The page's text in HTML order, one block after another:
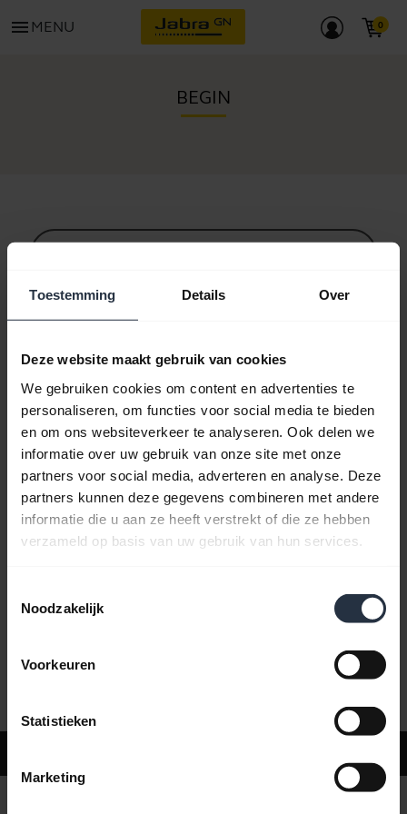
Toestemming Details Over
Deze website maakt gebruik van cookies
We gebruiken cookies om content en advertenties te
personaliseren, om functies voor social media te bieden
en om ons websiteverkeer te analyseren. Ook delen we
informatie over uw gebruik van onze site met onze
partners voor social media, adverteren en analyse. Deze
partners kunnen deze gegevens combineren met andere
informatie die u aan ze heeft verstrekt of die ze hebben
verzameld op basis van uw gebruik van hun services.
Noodzakelijk
Voorkeuren
Statistieken
Marketing
menu MENU
BEGIN
Bluetooth-koppelgids
Veelgestelde vragen
Productdocumenten